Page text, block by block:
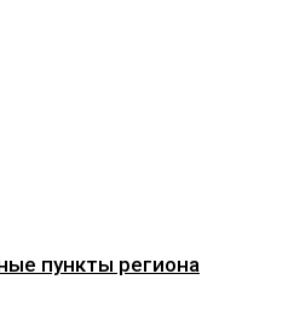
пункты региона